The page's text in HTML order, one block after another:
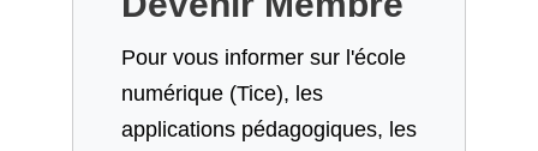
Pour vous informer sur l'école
numérique (Tice), les
applications pédagogiques, les